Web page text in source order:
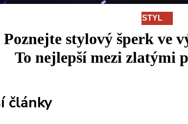
STYL
Poznejte stylový šperk ve
To nejlepší mezi zlatými
články